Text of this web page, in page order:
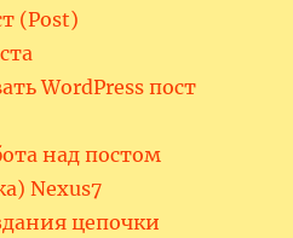
(Post)
WordPress пост
над постом
Nexus7
цепочки